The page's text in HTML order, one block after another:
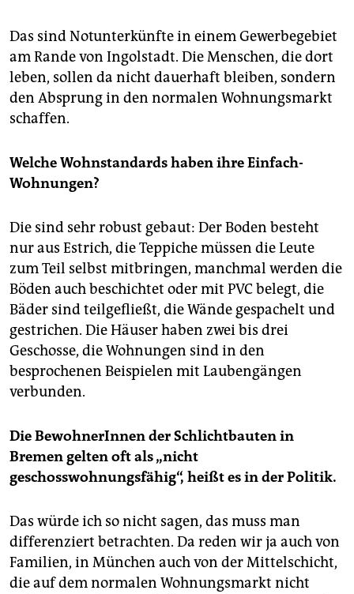
Das sind Notunterkünfte in einem Gewerbegebiet
am Rande von Ingolstadt. Die Menschen, die dort
leben, sollen da nicht dauerhaft bleiben, sondern
den Absprung in den normalen Wohnungsmarkt
schaffen.
Welche Wohnstandards haben ihre Einfach-
Wohnungen?
Die sind sehr robust gebaut: Der Boden besteht
nur aus Estrich, die Teppiche müssen die Leute
zum Teil selbst mitbringen, manchmal werden die
Böden auch beschichtet oder mit PVC belegt, die
Bäder sind teilgefließt, die Wände gespachelt und
gestrichen. Die Häuser haben zwei bis drei
Geschosse, die Wohnungen sind in den
besprochenen Beispielen mit Laubengängen
verbunden.
Die BewohnerInnen der Schlichtbauten in
Bremen gelten oft als „nicht
geschosswohnungsfähig“, heißt es in der Politik.
Das würde ich so nicht sagen, das muss man
differenziert betrachten. Da reden wir ja auch von
Familien, in München auch von der Mittelschicht,
die auf dem normalen Wohnungsmarkt nicht